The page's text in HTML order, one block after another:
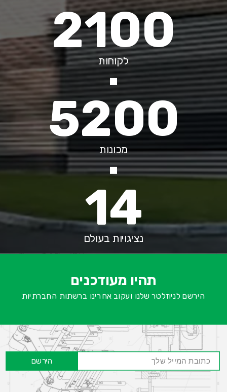
2100
לקוחות
5200
מכונות
14
נציגויות בעולם
תהיו מעודכנים
הירשם לניוזלטר שלנו ועקוב אחרינו ברשתות החברתיות
הירשם